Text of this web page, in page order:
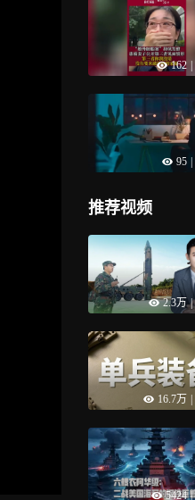
162
95
推荐视频
2.3万 |
16.7万
5424 |